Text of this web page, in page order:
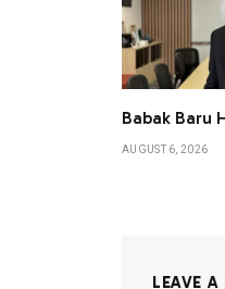
Babak Baru
AUGUST 6, 2026
LEAVE A